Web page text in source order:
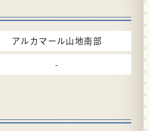
アルカマール山地南部
-